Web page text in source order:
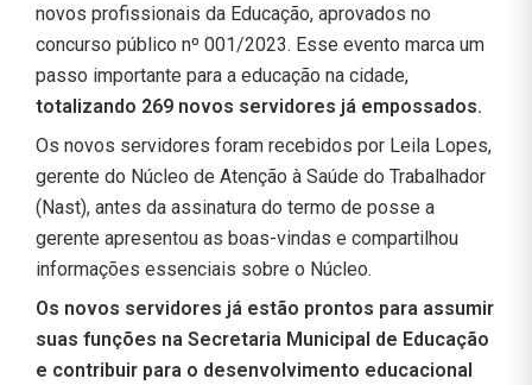
novos profissionais da Educação, aprovados no
concurso público nº 001/2023. Esse evento marca um
passo importante para a educação na cidade,
totalizando 269 novos servidores já empossados.
Os novos servidores foram recebidos por Leila Lopes,
gerente do Núcleo de Atenção à Saúde do Trabalhador
(Nast), antes da assinatura do termo de posse a
gerente apresentou as boas-vindas e compartilhou
informações essenciais sobre o Núcleo.
Os novos servidores já estão prontos para assumir
suas funções na Secretaria Municipal de Educação
e contribuir para o desenvolvimento educacional